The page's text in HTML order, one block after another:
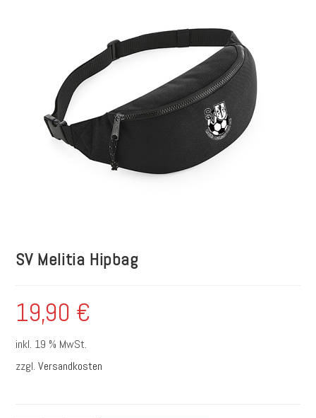
SV Melitia Hipbag
19,90 €
inkl. 19 % MwSt.
zzgl.Versandkosten